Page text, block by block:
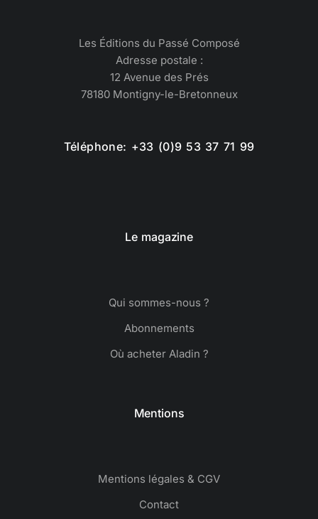
Les Éditions du Passé Composé
Adresse postale :
12 Avenue des Prés
78180 Montigny-le-Bretonneux
Téléphone: +33 (0)9 53 37 71 99
Le magazine
Qui sommes-nous ?
Abonnements
Où acheter Aladin ?
Mentions
Mentions légales & CGV
Contact